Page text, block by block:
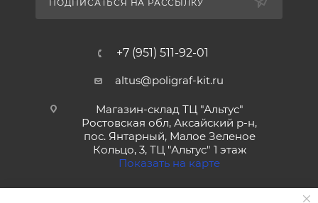
ПОДПИСАТЬСЯ НА РАССЫЛКУ
+7 (951) 511-92-01
altus@poligraf-kit.ru
Магазин-склад ТЦ "Альтус"
Ростовская обл, Аксайский р-н,
пос. Янтарный, Малое Зеленое
Кольцо, 3, ТЦ "Альтус" 1 этаж
Показать на карте